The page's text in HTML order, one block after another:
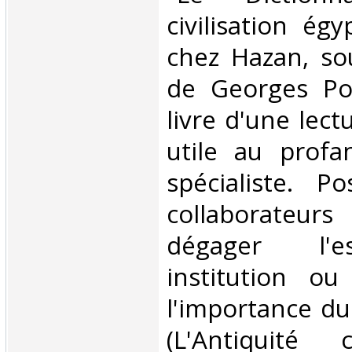
civilisation
chez Hazan,
de Georges
livre d'une
utile au
spécialiste.
dégager
institution
l'importance
(L'Antiquité